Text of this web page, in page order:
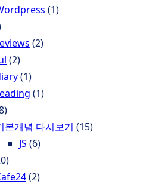
(1)
(2)
(2)
(1)
(1)
본개념 다시보기 (15)
JS (6)
(2)